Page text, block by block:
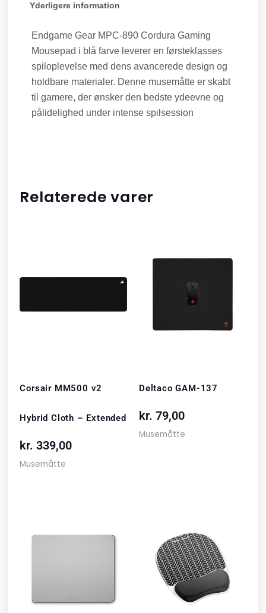
Yderligere information
Endgame Gear MPC-890 Cordura Gaming
Mousepad i blå farve leverer en førsteklasses
spiloplevelse med dens avancerede design og
holdbare materialer. Denne musemåtte er skabt
til gamere, der ønsker den bedste ydeevne og
pålidelighed under intense spilsession
Relaterede varer
Corsair MM500 v2
Hybrid Cloth – Extended
kr. 339,00
Musemåtte
Deltaco GAM-137
kr. 79,00
Musemåtte